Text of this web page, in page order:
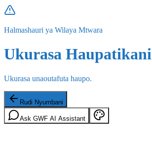
Halmashauri ya Wilaya Mtwara
Ukurasa Haupatikani
Ukurasa unaoutafuta haupo.
Rudi Nyumbani
Ask GWF AI Assistant